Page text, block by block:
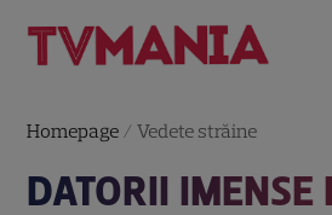
Homepage /Vedete străine
DATORII IMENSE